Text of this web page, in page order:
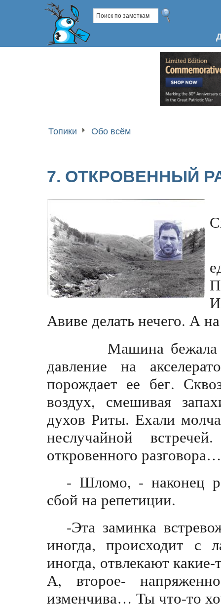
Топики Обо всём
7. ОТКРОВЕННЫЙ
Авиве делать нечего. А
Машина бежала
давление на
порождает ее бег.
воздух, смешивая
духов Риты. Ехали
неслучайной
откровенного разговора…
- Шломо, - наконец
сбой на репетиции.
-Эта заминка
иногда, происходит с
иногда, отвлекают
А, второе-
изменчива… Ты что-то